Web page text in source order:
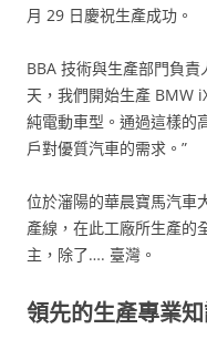
月 29 日慶祝生產成功。
BBA 技術與生產部門負
天，我們開始生產 BMW
純電動車型。通過這樣的
戶對優質汽車的需求。”
位於瀋陽的華晨寶馬汽車
產線，在此工廠所生產的
主，除了…. 臺灣。
領先的生產專業